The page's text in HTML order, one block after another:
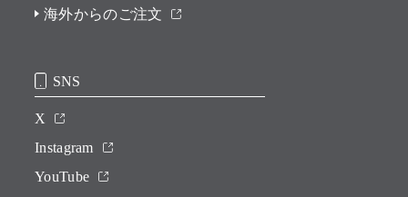
海外からのご注文
SNS
X
Instagram
YouTube